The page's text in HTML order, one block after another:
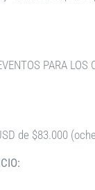
PARA
de $83.000